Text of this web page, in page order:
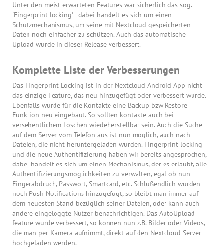
Unter den meist erwarteten Features war sicherlich das sog.
'Fingerprint locking' - dabei handelt es sich um einen
Schutzmechanismus, um seine mit Nextcloud gespeicherten
Daten noch einfacher zu schützen. Auch das automatische
Upload wurde in dieser Release verbessert.
Komplette Liste der Verbesserungen
Das Fingerprint Locking ist in der Nextcloud Android App nicht
das einzige Feature, das neu hinzugefügt oder verbessert wurde.
Ebenfalls wurde für die Kontakte eine Backup bzw Restore
Funktion neu eingebaut. So sollten kontakte auch bei
versehentlichem Löschen wiedeherstellbar sein. Auch die Suche
auf dem Server vom Telefon aus ist nun möglich, auch nach
Dateien, die nicht heruntergeladen wurden. Fingerprint locking
und die neue Authentifizierung haben wir bereits angesprochen,
dabei handelt es sich um einen Mechanismus, der es erlaubt, alle
Authentifizierungsmöglichkeiten zu verwalten, egal ob nun
Fingerabdruch, Passwort, Smartcard, etc. Schlußendlich wurden
noch Push Notifications hinzugefügt, so bleibt man immer auf
dem neuesten Stand bezüglich seiner Dateien, oder kann auch
andere eingeloggte Nutzer benachrichtigen. Das AutoUpload
feature wurde verbessert, so können nun z.B. Bilder oder Videos,
die man per Kamera aufnimmt, direkt auf den Nextcloud Server
hochgeladen werden.